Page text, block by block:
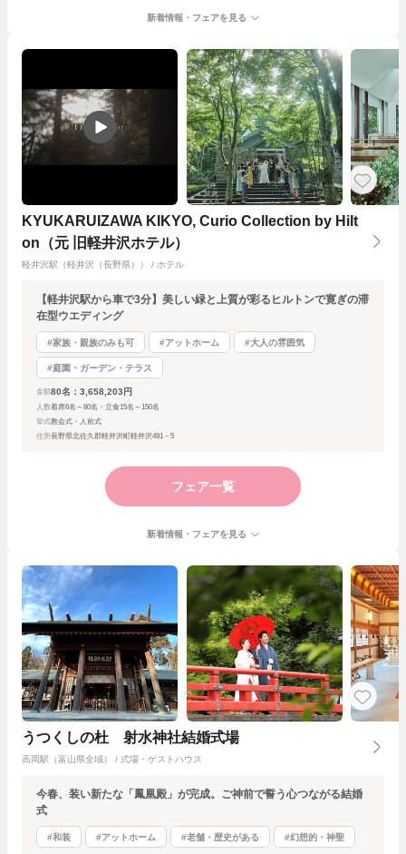
新着情報・フェアを見る
KYUKARUIZAWA KIKYO, Curio Collection by Hilt
on（元 旧軽井沢ホテル）
軽井沢駅（軽井沢（長野県）） / ホテル
【軽井沢駅から車で3分】美しい緑と上質が彩るヒルトンで寛ぎの滞
在型ウエディング
#家族・親族のみも可 #アットホーム #大人の雰囲気
#庭園・ガーデン・テラス
金額80名：3,658,203円
人数着席6名～80名・立食15名～150名
挙式教会式・人前式
住所長野県北佐久郡軽井沢町軽井沢491－5
フェア一覧
新着情報・フェアを見る
うつくしの杜 射水神社結婚式場
高岡駅（富山県全域） / 式場・ゲストハウス
今春、装い新たな「鳳凰殿」が完成。ご神前で誓う心つながる結婚
式
#和装 #アットホーム #老舗・歴史がある #幻想的・神聖